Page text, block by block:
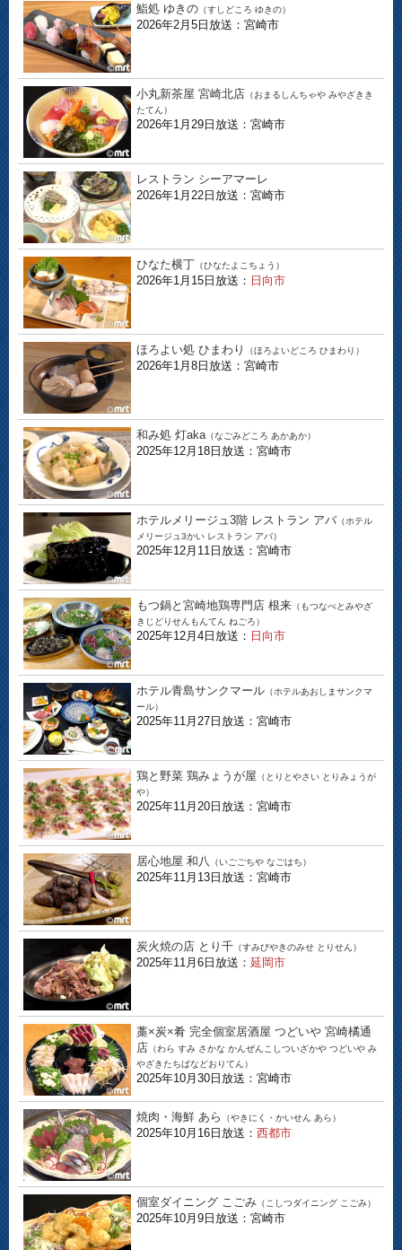
鮨処 ゆきの （すしどころ ゆきの）
2026年2月5日放送：宮崎市
小丸新茶屋 宮崎北店 （おまるしんちゃや みやざきき
たてん）
2026年1月29日放送：宮崎市
レストラン シーアマーレ
2026年1月22日放送：宮崎市
ひなた横丁 （ひなたよこちょう）
2026年1月15日放送： 日向市
ほろよい処 ひまわり （ほろよいどころ ひまわり）
2026年1月8日放送：宮崎市
和み処 灯aka （なごみどころ あかあか）
2025年12月18日放送：宮崎市
ホテルメリージュ3階 レストラン アバ （ホテル
メリージュ3かい レストラン アバ）
2025年12月11日放送：宮崎市
もつ鍋と宮崎地鶏専門店 根来 （もつなべとみやざ
きじどりせんもんてん ねごろ）
2025年12月4日放送： 日向市
ホテル青島サンクマール （ホテルあおしまサンクマ
ール）
2025年11月27日放送：宮崎市
鶏と野菜 鶏みょうが屋 （とりとやさい とりみょうが
や）
2025年11月20日放送：宮崎市
居心地屋 和八 （いごごちや なごはち）
2025年11月13日放送：宮崎市
炭火焼の店 とり千 （すみびやきのみせ とりせん）
2025年11月6日放送： 延岡市
藁×炭×肴 完全個室居酒屋 つどいや 宮崎橘通
店 （わら すみ さかな かんぜんこしついざかや つどいや み
やざきたちばなどおりてん）
2025年10月30日放送：宮崎市
焼肉・海鮮 あら （やきにく・かいせん あら）
2025年10月16日放送： 西都市
個室ダイニング こごみ （こしつダイニング こごみ）
2025年10月9日放送：宮崎市